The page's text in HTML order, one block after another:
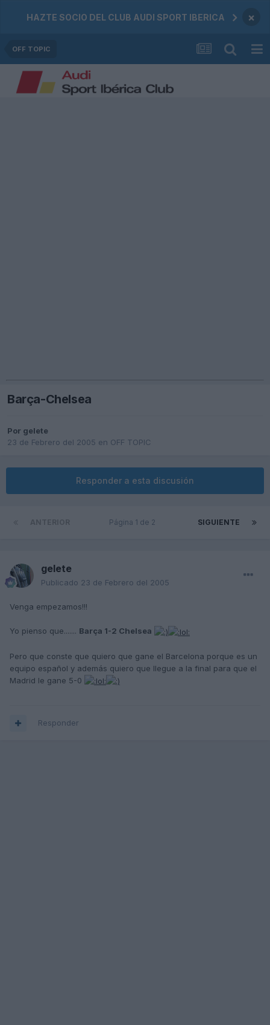
HAZTE SOCIO DEL CLUB AUDI SPORT IBERICA ×
OFF TOPIC
Barça-Chelsea
Por gelete
23 de Febrero del 2005 en OFF TOPIC
Responder a esta discusión
SIGUIENTE
Página 1 de 2
gelete
Publicado 23 de Febrero del 2005
Venga empezamos!!!
Yo pienso que....... Barça 1-2 Chelsea
Pero que conste que quiero que gane el Barcelona porque es un
equipo español y además quiero que llegue a la final para que el
Madrid le gane 5-0
Responder